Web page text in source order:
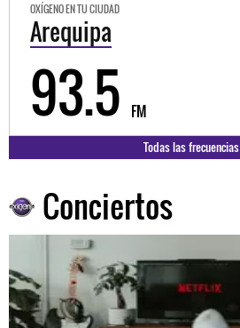
OXÍGENO EN TU CIUDAD
Arequipa
93.5 FM
Todas las frecuencias
Conciertos